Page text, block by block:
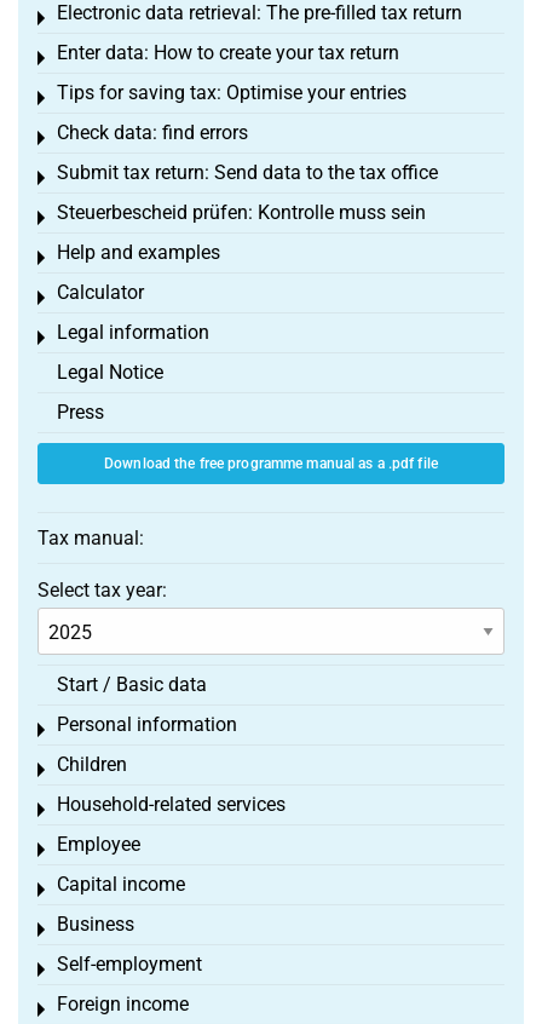
Electronic data retrieval: The pre-filled tax return
Toggle menu
Enter data: How to create your tax return
Toggle menu
Tips for saving tax: Optimise your entries
Toggle menu
Check data: find errors
Toggle menu
Submit tax return: Send data to the tax office
Toggle menu
Steuerbescheid prüfen: Kontrolle muss sein
Toggle menu
Help and examples
Toggle menu
Calculator
Toggle menu
Legal information
Toggle menu
Legal Notice
Press
Download the free programme manual as a .pdf file
Tax manual:
Select tax year:
Start / Basic data
Personal information
Toggle menu
Children
Toggle menu
Household-related services
Toggle menu
Employee
Toggle menu
Capital income
Toggle menu
Business
Toggle menu
Self-employment
Toggle menu
Foreign income
Toggle menu